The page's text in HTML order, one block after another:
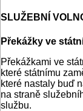
SLUŽEBNÍ
Překážky ve
Překážkami ve
které státnímu
které nastaly buď
na straně
službu.